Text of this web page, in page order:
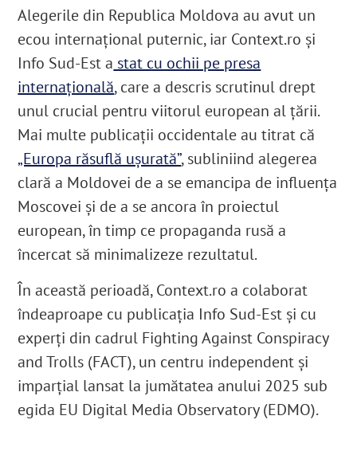
Alegerile din Republica Moldova au avut un
ecou internațional puternic, iar Context.ro și
Info Sud-Est a stat cu ochii pe presa
internațională, care a descris scrutinul drept
unul crucial pentru viitorul european al țării.
Mai multe publicații occidentale au titrat că
„Europa răsuflă ușurată”, subliniind alegerea
clară a Moldovei de a se emancipa de influența
Moscovei și de a se ancora în proiectul
european, în timp ce propaganda rusă a
încercat să minimalizeze rezultatul.
În această perioadă, Context.ro a colaborat
îndeaproape cu publicația Info Sud-Est și cu
experți din cadrul Fighting Against Conspiracy
and Trolls (FACT), un centru independent și
imparțial lansat la jumătatea anului 2025 sub
egida EU Digital Media Observatory (EDMO).